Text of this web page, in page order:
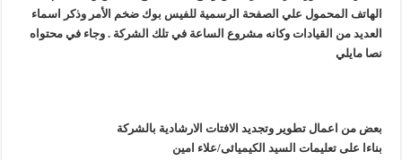
الهاتف المحمول علي الصفحة الرسمية للفيس بوك ضخم الأمر وذكر اسماء
العديد من القيادات وكانه مشروع الساعة في تلك الشركة . وجاء في محتواه
نصا مايلي
بعض من اعمال تطوير وتجديد الافتات الارشادية بالشركة
بناءا على تعليمات السيد الكيميائى/علاء امين